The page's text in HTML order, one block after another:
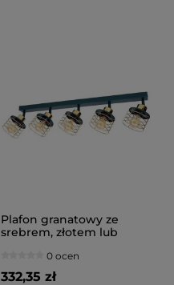
Plafon granatowy ze
srebrem, złotem lub
na przegubach
0 ocen
332,35 zł